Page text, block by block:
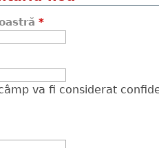
*
va fi considerat